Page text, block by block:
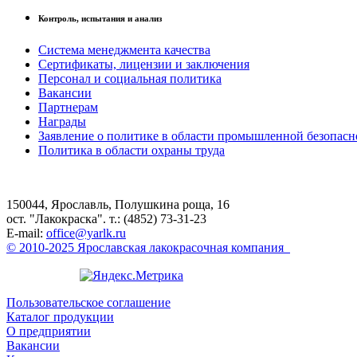
Контроль, испытания и анализ
Система менеджмента качества
Сертификаты, лицензии и заключения
Персонал и социальная политика
Вакансии
Партнерам
Награды
Заявление о политике в области промышленной
Политика в области охраны труда
150044, Ярославль, Полушкина роща, 16
ост. "Лакокраска". т.: (4852) 73-31-23
E-mail: office@yarlk.ru
© 2010-2025 Ярославская лакокрасочная компания
Пользовательское соглашение
Каталог продукции
О предприятии
Вакансии